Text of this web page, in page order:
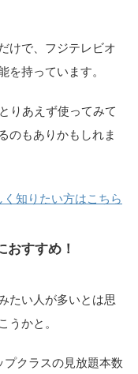
けで、フジテレビオ
を持っています。
りあえず使ってみて
のもありかもしれま
知りたい方はこちら
すすめ！
たい人が多いとは思
うかと。
プクラスの見放題本数